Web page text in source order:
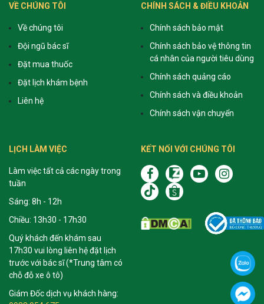
VỀ CHÚNG TÔI
Về chúng tôi
Đội ngũ bác sĩ
Đặt mua thuốc
Đặt lịch khám bệnh
Liên hệ
CHÍNH SÁCH & ĐIỀU KHOẢN
Chính sách bảo mật
Chính sách bảo vệ thông tin
cá nhân của người tiêu dùng
Chính sách quảng cáo
Chính sách và điều khoản
Chính sách vận chuyển
LỊCH LÀM VIỆC
Làm việc tất cả các ngày trong
tuần
Sáng: 8h - 12h
Chiều: 13h30 - 17h30
Quý khách đến khám sau
17h30 vui lòng liên hệ đặt lịch
trước với bác sĩ (*Trung tâm có
chỗ đỗ xe ô tô)
Giám Đốc dịch vụ khách hàng:
KẾT NỐI VỚI CHÚNG TÔI